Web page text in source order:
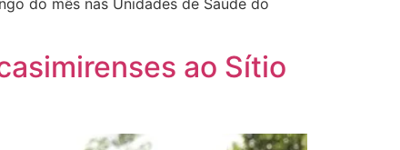
do mês nas Unidades de Saúde do
ao Sítio